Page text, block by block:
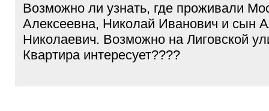
Возможно ли узнать, где проживали
Алексеевна, Николай Иванович и сын
Николаевич. Возможно на Лиговской
Квартира интересует????